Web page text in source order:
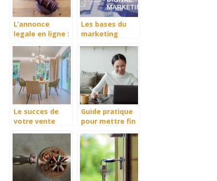
L’annonce
legale en ligne :
pratique
Les bases du
marketing
optimiser votre
presence en
ligne
Le succes de
votre vente
agence et une
estimation
precise
Guide pratique
pour mettre fin
mobile SFR